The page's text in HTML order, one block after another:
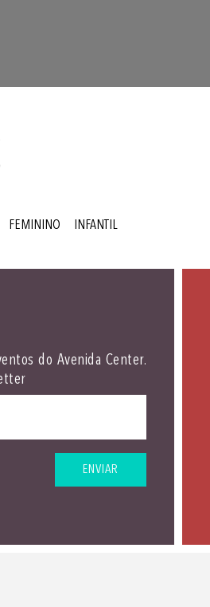
FEMININO INFANTIL
do Avenida Center.
ENVIAR